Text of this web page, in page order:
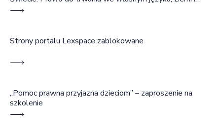
wspólnocie
Strony portalu Lexspace zablokowane
„Pomoc prawna przyjazna dzieciom” – zaproszenie na
szkolenie